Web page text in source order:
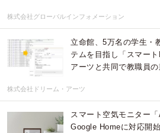
株式会社グローバルインフォメーション
立命館、5万名の学生・
テムを目指し「スマー
アーツと共同で教職員
株式会社ドリーム・アーツ
スマート空気モニター
Google Homeに対応開始